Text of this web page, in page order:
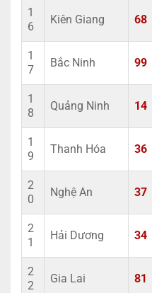
1
6
Kiên Giang 68
1
7
Bắc Ninh 99
1
8
Quảng Ninh 14
1
9
Thanh Hóa 36
2
0
Nghệ An 37
2
1
Hải Dương 34
2
2
Gia Lai 81